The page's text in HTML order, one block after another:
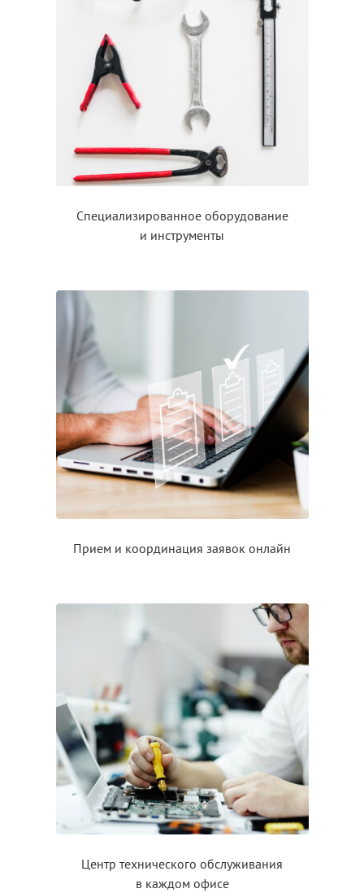
Специализированное оборудование
и инструменты
Прием и координация заявок онлайн
Центр технического обслуживания
в каждом офисе